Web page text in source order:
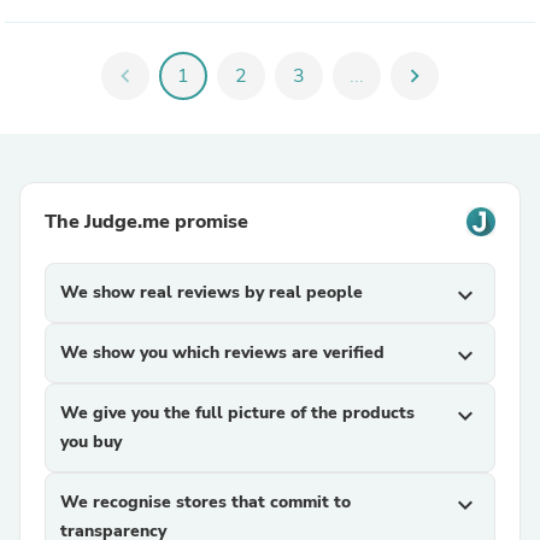
chevron_left 1 2 3 ... chevron_right
The Judge.me promise
We show real reviews by real people expand_more
We show you which reviews are verified expand_more
We give you the full picture of the products
you buy
expand_more
We recognise stores that commit to
transparency
expand_more